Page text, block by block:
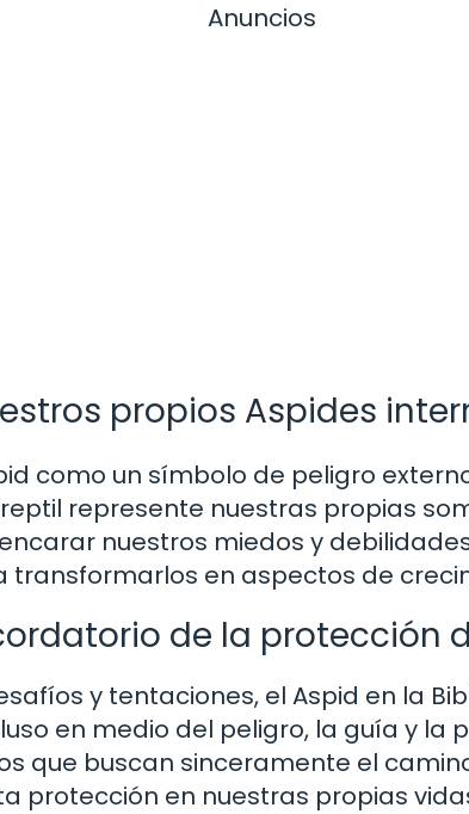
Anuncios
propios Aspides
como un símbolo de peligro
represente nuestras propias
nuestros miedos y
transformarlos en aspectos de
de la protección
y tentaciones, el Aspid en la
en medio del peligro, la guía y la
que buscan sinceramente el
protección en nuestras propias